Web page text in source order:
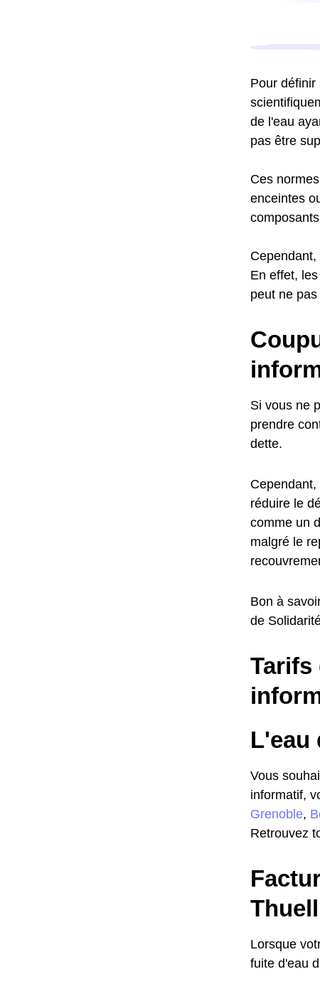
Pour
de l'eau
pas être
Ces
enceintes
En effet,
peut ne
Si vous ne
prendre
dette.
réduire le
comme un
malgré le
Bon à
de
Tarifs
L'eau
Vous
informatif,
Grenoble,
Retrouvez
Lorsque
fuite d'eau